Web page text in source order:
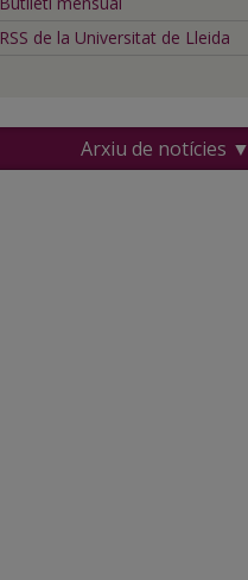
RSS de la Universitat de Lleida
Arxiu de notícies ▼